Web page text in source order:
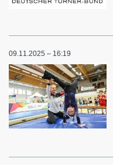
09.11.2025 – 16:19